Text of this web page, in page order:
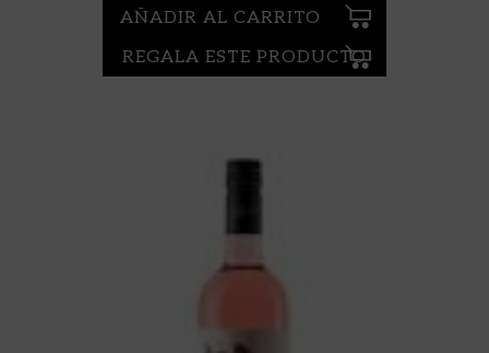
AÑADIR AL CARRITO
REGALA ESTE PRODUCTO